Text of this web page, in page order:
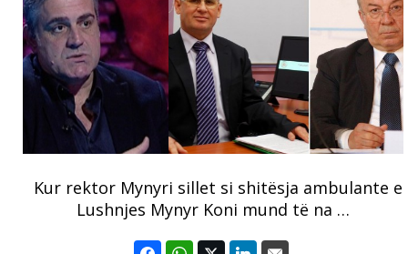
Kur rektor Mynyri sillet si shitësja ambulante e
Lushnjes Mynyr Koni mund të na …